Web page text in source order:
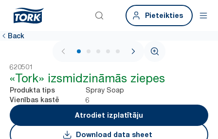
Pieteikties
Back
1 / 5
620501
«Tork» izsmidzināmās ziepes
Produkta tips Spray Soap
Vienības kastē
6
Atrodiet izplatītāju
Download data sheet